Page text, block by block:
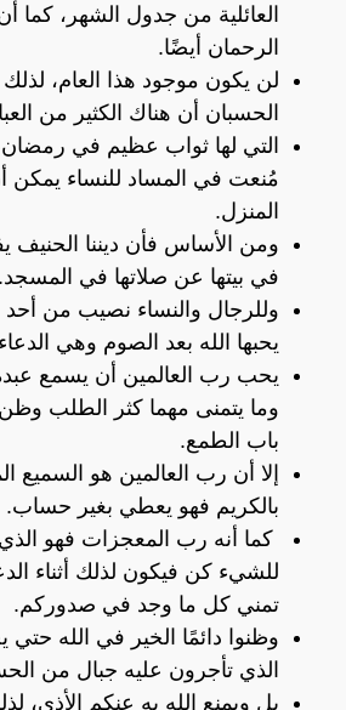
العائلية من جدول الشهر، كما
الرحمان أيضًا.
لن يكون موجود هذا العام،
الحسبان أن هناك الكثير من
التي لها ثواب عظيم في
مُنعت في المساد للنساء يمكن
المنزل.
ومن الأساس فأن ديننا الحنيف
في بيتها عن صلاتها في المسجد.
وللرجال والنساء نصيب من أحد
يحبها الله بعد الصوم وهي
يحب رب العالمين أن يسمع
وما يتمنى مهما كثر الطلب
باب الطمع.
إلا أن رب العالمين هو
بالكريم فهو يعطي بغير حساب.
كما أنه رب المعجزات فهو
للشيء كن فيكون لذلك أثناء
تمني كل ما وجد في صدوركم.
وظنوا دائمًا الخير في الله حتي
الذي تأجرون عليه جبال من
بل ويمنع الله به عنكم الأذى،